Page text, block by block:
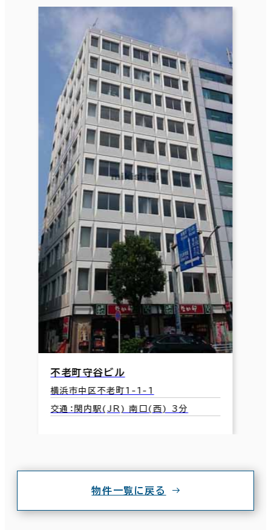
不老町守谷ビル
横浜市中区不老町1-1-1
交通：関内駅(JR) 南口(西) 3分
物件一覧に戻る